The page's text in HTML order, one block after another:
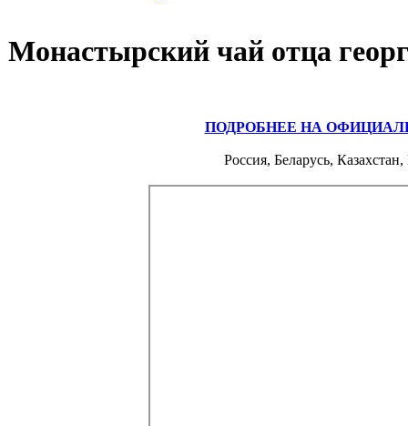
Монастырский чай отца
ПОДРОБНЕЕ НА
Россия, Беларусь,